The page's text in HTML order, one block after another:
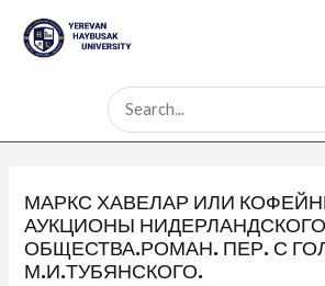
content
Search
for:
МАРКС ХАВЕЛАР ИЛИ
АУКЦИОНЫ
ОБЩЕСТВА.РОМАН. ПЕР. С
М.И.ТУБЯНСКОГО.
navigation